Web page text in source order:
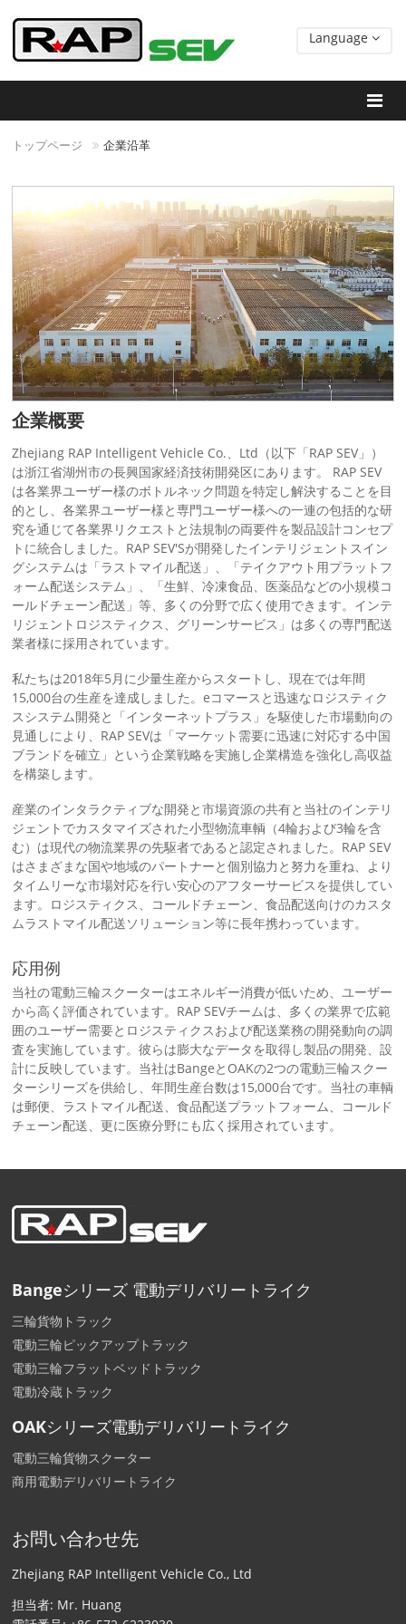
Language
トップページ 企業沿革
企業概要
Zhejiang RAP Intelligent Vehicle Co.、Ltd（以下「RAP SEV」）
は浙江省湖州市の長興国家経済技術開発区にあります。 RAP SEV
は各業界ユーザー様のボトルネック問題を特定し解決することを目
的とし、各業界ユーザー様と専門ユーザー様への一連の包括的な研
究を通じて各業界リクエストと法規制の両要件を製品設計コンセプ
トに統合しました。RAP SEV'Sが開発したインテリジェントスイン
グシステムは「ラストマイル配送」、「テイクアウト用プラットフ
ォーム配送システム」、「生鮮、冷凍食品、医薬品などの小規模コ
ールドチェーン配送」等、多くの分野で広く使用できます。インテ
リジェントロジスティクス、グリーンサービス」は多くの専門配送
業者様に採用されています。
私たちは2018年5月に少量生産からスタートし、現在では年間
15,000台の生産を達成しました。eコマースと迅速なロジスティク
スシステム開発と「インターネットプラス」を駆使した市場動向の
見通しにより、RAP SEVは「マーケット需要に迅速に対応する中国
ブランドを確立」という企業戦略を実施し企業構造を強化し高収益
を構築します。
産業のインタラクティブな開発と市場資源の共有と当社のインテリ
ジェントでカスタマイズされた小型物流車輌（4輪および3輪を含
む）は現代の物流業界の先駆者であると認定されました。RAP SEV
はさまざまな国や地域のパートナーと個別協力と努力を重ね、より
タイムリーな市場対応を行い安心のアフターサービスを提供してい
ます。ロジスティクス、コールドチェーン、食品配送向けのカスタ
ムラストマイル配送ソリューション等に長年携わっています。
応用例
当社の電動三輪スクーターはエネルギー消費が低いため、ユーザー
から高く評価されています。RAP SEVチームは、多くの業界で広範
囲のユーザー需要とロジスティクスおよび配送業務の開発動向の調
査を実施しています。彼らは膨大なデータを取得し製品の開発、設
計に反映しています。当社はBangeとOAKの2つの電動三輪スクー
ターシリーズを供給し、年間生産台数は15,000台です。当社の車輌
は郵便、ラストマイル配送、食品配送プラットフォーム、コールド
チェーン配送、更に医療分野にも広く採用されています。
Bangeシリーズ 電動デリバリートライク
三輪貨物トラック
電動三輪ピックアップトラック
電動三輪フラットベッドトラック
電動冷蔵トラック
OAKシリーズ電動デリバリートライク
電動三輪貨物スクーター
商用電動デリバリートライク
お問い合わせ先
Zhejiang RAP Intelligent Vehicle Co., Ltd
担当者: Mr. Huang